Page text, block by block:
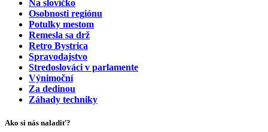
Na slovíčko
Osobnosti regiónu
Potulky mestom
Remesla sa drž
Retro Bystrica
Spravodajstvo
Stredoslováci v parlamente
Výnimoční
Za dedinou
Záhady techniky
Ako si nás naladiť?